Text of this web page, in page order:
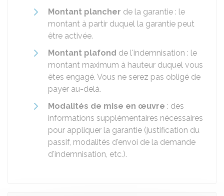
Montant plancher de la garantie : le
montant à partir duquel la garantie peut
être activée.
Montant plafond de l'indemnisation : le
montant maximum à hauteur duquel vous
êtes engagé. Vous ne serez pas obligé de
payer au-delà.
Modalités de mise en œuvre : des
informations supplémentaires nécessaires
pour appliquer la garantie (justification du
passif, modalités d'envoi de la demande
d'indemnisation, etc.).